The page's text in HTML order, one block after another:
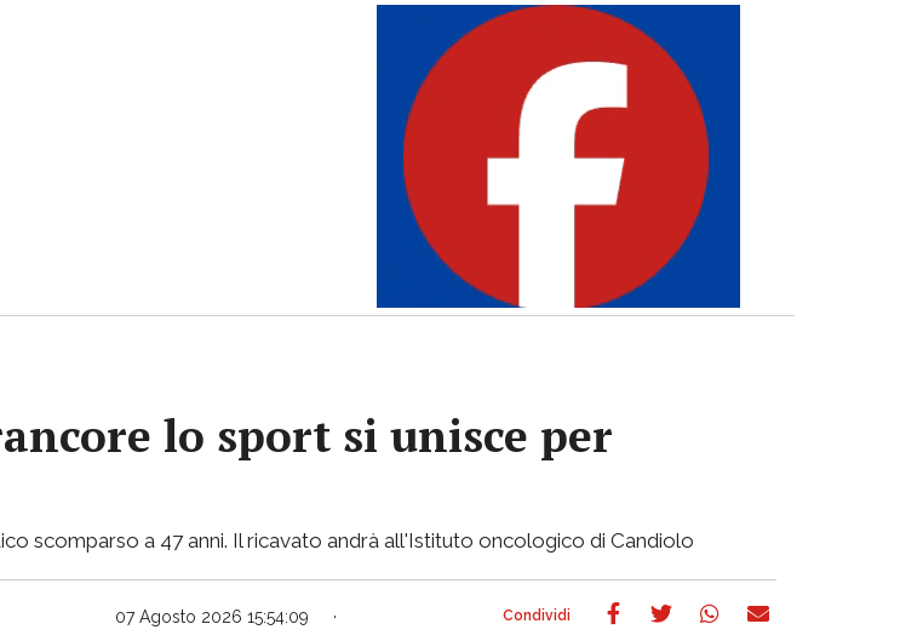
lo sport si unisce per
scomparso a 47 anni. Il ricavato andrà all'Istituto oncologico di Candiolo
07 Agosto 2026 15:54:09